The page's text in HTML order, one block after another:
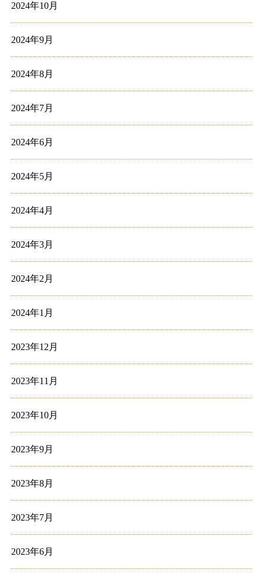
2024年10月
2024年9月
2024年8月
2024年7月
2024年6月
2024年5月
2024年4月
2024年3月
2024年2月
2024年1月
2023年12月
2023年11月
2023年10月
2023年9月
2023年8月
2023年7月
2023年6月